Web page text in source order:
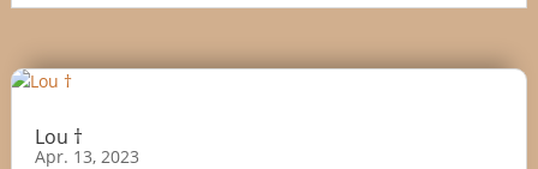
Lou †
Apr. 13, 2023